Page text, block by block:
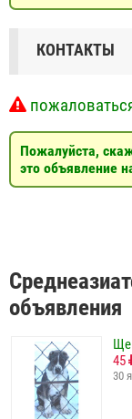
КОНТАКТЫ
Пожалуйста,
это объявление
объявления
45
30